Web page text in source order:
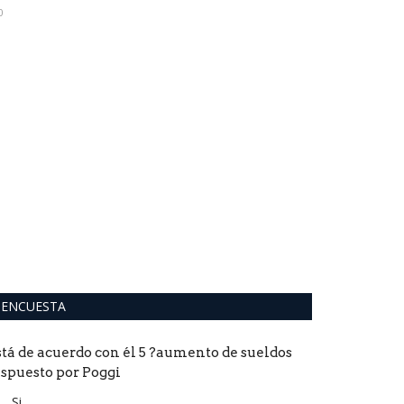
ENCUESTA
de acuerdo con él 5 ?aumento de sueldos
por Poggi